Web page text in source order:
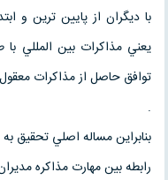
با ديگران از پايين ترين و
يعني مذاكرات بين المللي
توافق حاصل از مذاكرات
.
بنابراين مساله اصلي تحقيق
رابطه بين مهارت مذاكره